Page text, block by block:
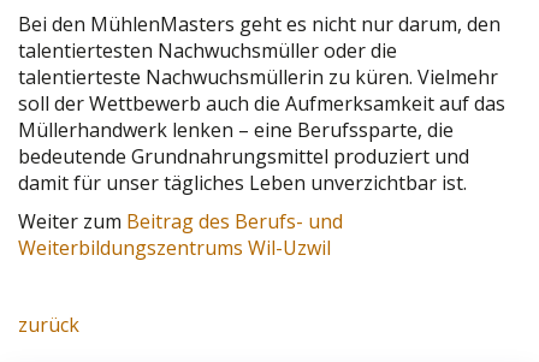
Bei den MühlenMasters geht es nicht nur darum, den
talentiertesten Nachwuchsmüller oder die
talentierteste Nachwuchsmüllerin zu küren. Vielmehr
soll der Wettbewerb auch die Aufmerksamkeit auf das
Müllerhandwerk lenken – eine Berufssparte, die
bedeutende Grundnahrungsmittel produziert und
damit für unser tägliches Leben unverzichtbar ist.
Weiter zum Beitrag des Berufs- und
Weiterbildungszentrums Wil-Uzwil
zurück